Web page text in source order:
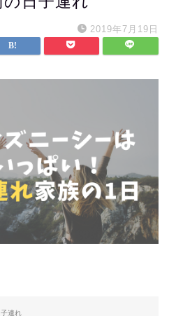
2019年7月19日
連れ